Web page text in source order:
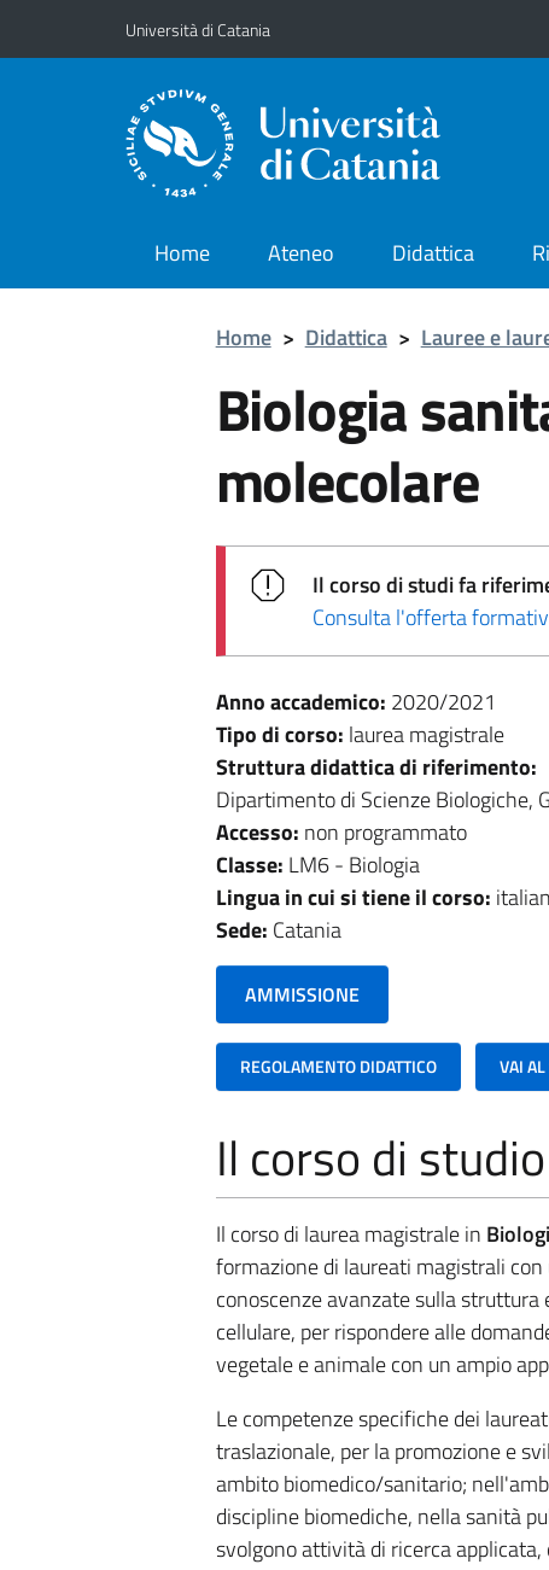
Vai al contenuto principale
Vai al menu di navigazione
Università di Catania
Home Ateneo Didattica
Home > Didattica > Lauree e
Biologia
molecolare
Il corso di studi fa
Consulta l'offerta
Anno accademico: 2020/2021
Tipo di corso: laurea magistrale
Struttura didattica di riferimento:
Dipartimento di Scienze Biologiche,
Accesso: non programmato
Classe: LM6 - Biologia
Lingua in cui si tiene il corso:
Sede: Catania
AMMISSIONE
REGOLAMENTO DIDATTICO VAI
Il corso di
Il corso di laurea magistrale in
formazione di laureati magistrali
conoscenze avanzate sulla
cellulare, per rispondere alle
vegetale e animale con un ampio
Le competenze specifiche dei
traslazionale, per la promozione e
ambito biomedico/sanitario;
discipline biomediche, nella sanità
svolgono attività di ricerca